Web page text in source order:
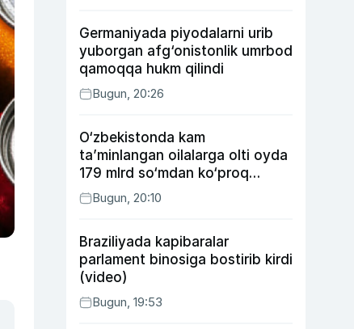
Germaniyada piyodalarni urib
yuborgan afg‘onistonlik umrbod
qamoqqa hukm qilindi
Bugun, 20:26
O‘zbekistonda kam
ta’minlangan oilalarga olti oyda
179 mlrd so‘mdan ko‘proq
ijtimoiy keshbek to‘lab berildi
Bugun, 20:10
Braziliyada kapibaralar
parlament binosiga bostirib kirdi
(video)
Bugun, 19:53